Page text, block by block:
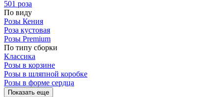
501 роза
По виду
Розы Кения
Роза кустовая
Розы Premium
По типу сборки
Классика
Розы в корзине
Розы в шляпной коробке
Розы в форме сердца
Показать еще